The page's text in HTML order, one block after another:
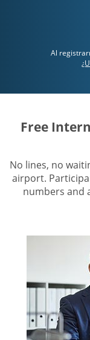
Al
Free
No lines, no
airport.
numbers and